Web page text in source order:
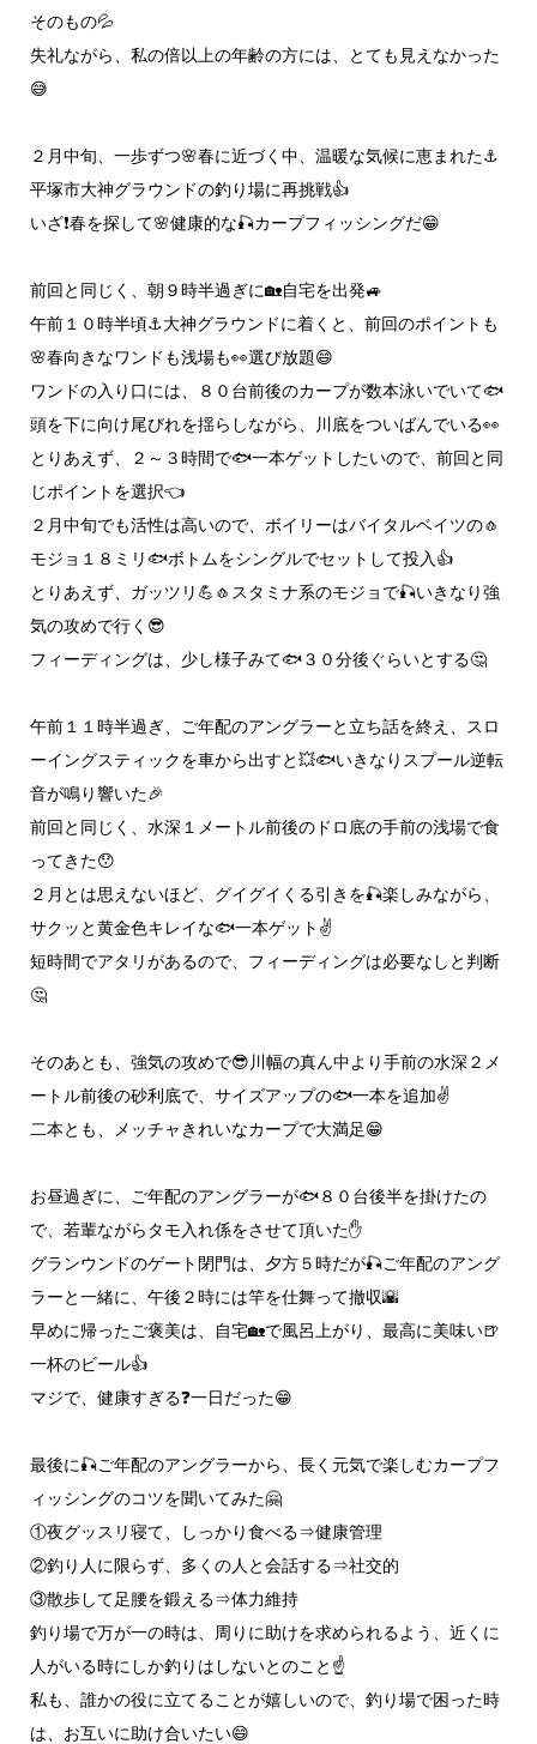
そのもの💦
失礼ながら、私の倍以上の年齢の方には、とても見えなかった
😅
２月中旬、一歩ずつ🌸春に近づく中、温暖な気候に恵まれた⚓
平塚市大神グラウンドの釣り場に再挑戦👍
いざ❗春を探して🌸健康的な🎣カープフィッシングだ😁
前回と同じく、朝９時半過ぎに🏡自宅を出発🚙
午前１０時半頃⚓大神グラウンドに着くと、前回のポイントも
🌸春向きなワンドも浅場も👀選び放題😄
ワンドの入り口には、８０台前後のカープが数本泳いでいて🐟️
頭を下に向け尾びれを揺らしながら、川底をついばんでいる👀
とりあえず、２～３時間で🐟️一本ゲットしたいので、前回と同
じポイントを選択👈
２月中旬でも活性は高いので、ボイリーはバイタルベイツの🧄
モジョ１８ミリ🐟️ボトムをシングルでセットして投入👍
とりあえず、ガッツリ💪🧄スタミナ系のモジョで🎣いきなり強
気の攻めで行く😎
フィーディングは、少し様子みて🐟️３０分後ぐらいとする🤔
午前１１時半過ぎ、ご年配のアングラーと立ち話を終え、スロ
ーイングスティックを車から出すと💥🐟️いきなりスプール逆転
音が鳴り響いた🎉
前回と同じく、水深１メートル前後のドロ底の手前の浅場で食
ってきた😯
２月とは思えないほど、グイグイくる引きを🎣楽しみながら、
サクッと黄金色キレイな🐟️一本ゲット✌️
短時間でアタリがあるので、フィーディングは必要なしと判断
🤔
そのあとも、強気の攻めで😎川幅の真ん中より手前の水深２メ
ートル前後の砂利底で、サイズアップの🐟️一本を追加✌️
二本とも、メッチャきれいなカープで大満足😁
お昼過ぎに、ご年配のアングラーが🐟️８０台後半を掛けたの
で、若輩ながらタモ入れ係をさせて頂いた✋
グランウンドのゲート閉門は、夕方５時だが🎣ご年配のアング
ラーと一緒に、午後２時には竿を仕舞って撤収🌇
早めに帰ったご褒美は、自宅🏡で風呂上がり、最高に美味い🍺
一杯のビール👍
マジで、健康すぎる❓️一日だった😁
最後に🎣ご年配のアングラーから、長く元気で楽しむカープフ
ィッシングのコツを聞いてみた🤗
①夜グッスリ寝て、しっかり食べる⇒健康管理
②釣り人に限らず、多くの人と会話する⇒社交的
③散歩して足腰を鍛える⇒体力維持
釣り場で万が一の時は、周りに助けを求められるよう、近くに
人がいる時にしか釣りはしないとのこと☝️
私も、誰かの役に立てることが嬉しいので、釣り場で困った時
は、お互いに助け合いたい😄